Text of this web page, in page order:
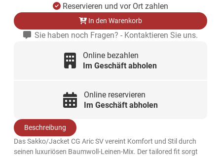
Reservieren und vor Ort zahlen
In den Warenkorb
Sie haben noch Fragen? - Kontaktieren Sie uns.
Online bezahlen
Im Geschäft abholen
Online reservieren
Im Geschäft abholen
Beschreibung
Das Sakko/Jacket CG Aric SV vereint Komfort und Stil durch
seinen luxuriösen Baumwoll-Leinen-Mix. Der tailored fit sorgt